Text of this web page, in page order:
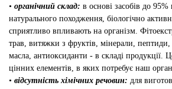
• органічний склад: в основі засобів до 95%
натурального походження, біологічно
сприятливо впливають на організм.
трав, витяжки з фруктів, мінерали, пептиди,
масла, антиоксиданти - в складі продукції.
цінних елементів, в яких потребує наш
• відсутність хімічних речовин: для